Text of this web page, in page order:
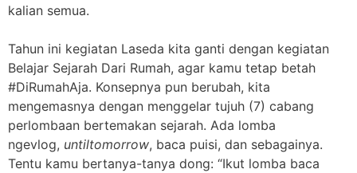
kalian semua.
Tahun ini kegiatan Laseda kita ganti dengan kegiatan
Belajar Sejarah Dari Rumah, agar kamu tetap betah
#DiRumahAja. Konsepnya pun berubah, kita
mengemasnya dengan menggelar tujuh (7) cabang
perlombaan bertemakan sejarah. Ada lomba
ngevlog, untiltomorrow, baca puisi, dan sebagainya.
Tentu kamu bertanya-tanya dong: “Ikut lomba baca